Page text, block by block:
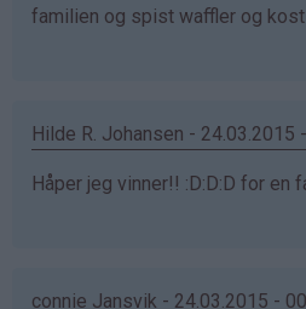
familien og spist waffler og
Hilde R. Johansen - 24.03.2015
Håper jeg vinner!! :D:D:D for en
connie Jansvik - 24.03.2015 -